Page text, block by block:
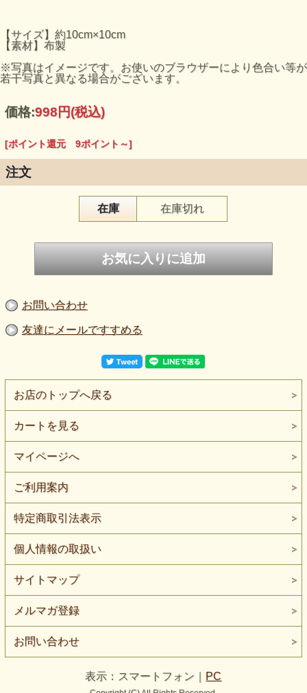
【サイズ】約10cm×10cm
【素材】布製
※写真はイメージです。お使いのブラウザーにより色合い等が
若干写真と異なる場合がございます。
価格:998円(税込)
[ポイント還元 9ポイント～]
注文
在庫 在庫切れ
お問い合わせ
友達にメールですすめる
お店のトップへ戻る
カートを見る
マイページへ
ご利用案内
特定商取引法表示
個人情報の取扱い
サイトマップ
メルマガ登録
お問い合わせ
表示：スマートフォン｜ PC